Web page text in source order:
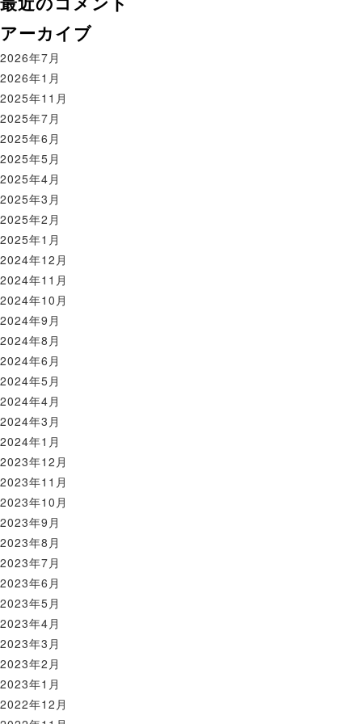
アーカイブ
2026年7月
2026年1月
2025年11月
2025年7月
2025年6月
2025年5月
2025年4月
2025年3月
2025年2月
2025年1月
2024年12月
2024年11月
2024年10月
2024年9月
2024年8月
2024年6月
2024年5月
2024年4月
2024年3月
2024年1月
2023年12月
2023年11月
2023年10月
2023年9月
2023年8月
2023年7月
2023年6月
2023年5月
2023年4月
2023年3月
2023年2月
2023年1月
2022年12月